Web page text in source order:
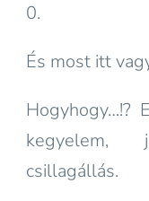
0.
És most itt
Hogyhogy…!?
kegyelem,
csillagállás.